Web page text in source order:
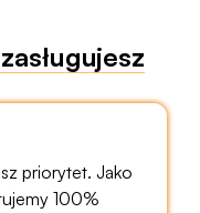
priorytet. Jako
100%